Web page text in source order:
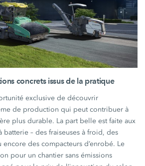
concrets issus de la pratique
exclusive de découvrir
de production qui peut contribuer à
plus durable. La part belle est faite aux
batterie – des fraiseuses à froid, des
des compacteurs d’enrobé. Le
pour un chantier sans émissions